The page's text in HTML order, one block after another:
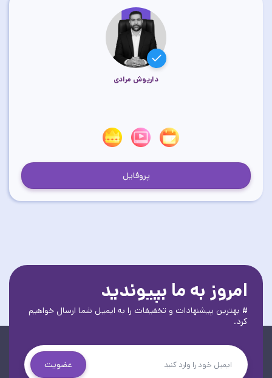
داریوش مرادی
پروفایل
امروز به ما بپیوندید
# بهترین پیشنهادات و تخفیفات را به ایمیل شما ارسال خواهیم
کرد.
عضویت